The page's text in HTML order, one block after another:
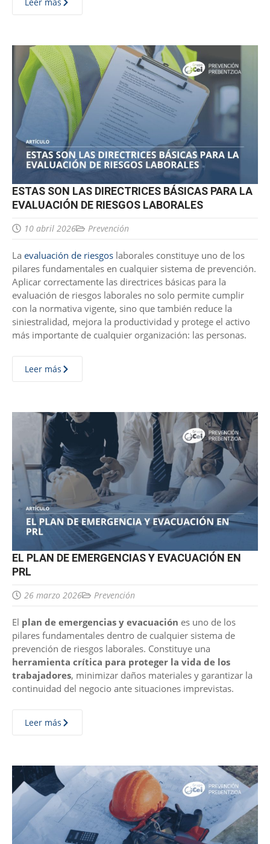
Leer más
ESTAS SON LAS DIRECTRICES BÁSICAS PARA LA
EVALUACIÓN DE RIESGOS LABORALES
10 abril 2026 Prevención
La evaluación de riesgos laborales constituye uno de los
pilares fundamentales en cualquier sistema de prevención.
Aplicar correctamente las directrices básicas para la
evaluación de riesgos laborales no solo permite cumplir
con la normativa vigente, sino que también reduce la
siniestralidad, mejora la productividad y protege el activo
más importante de cualquier organización: las personas.
Leer más
EL PLAN DE EMERGENCIAS Y EVACUACIÓN EN
PRL
26 marzo 2026 Prevención
El plan de emergencias y evacuación es uno de los
pilares fundamentales dentro de cualquier sistema de
prevención de riesgos laborales. Constituye una
herramienta crítica para proteger la vida de los
trabajadores, minimizar daños materiales y garantizar la
continuidad del negocio ante situaciones imprevistas.
Leer más